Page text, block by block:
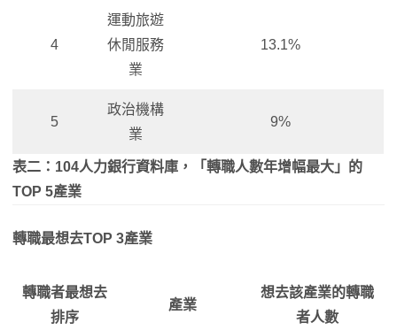
4
運動旅遊
休閒服務
業
13.1%
5
政治機構
業
9%
表二：104人力銀行資料庫，「轉職人數年增幅最大」的
TOP 5產業
轉職最想去TOP 3產業
轉職者最想去
排序
產業
想去該產業的轉職
者人數